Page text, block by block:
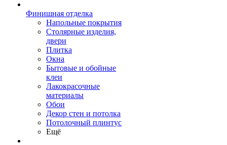
Финишная отделка
Напольные покрытия
Столярные изделия,
двери
Плитка
Окна
Бытовые и обойные
клеи
Лакокрасочные
материалы
Обои
Декор стен и потолка
Потолочный плинтус
Ещё